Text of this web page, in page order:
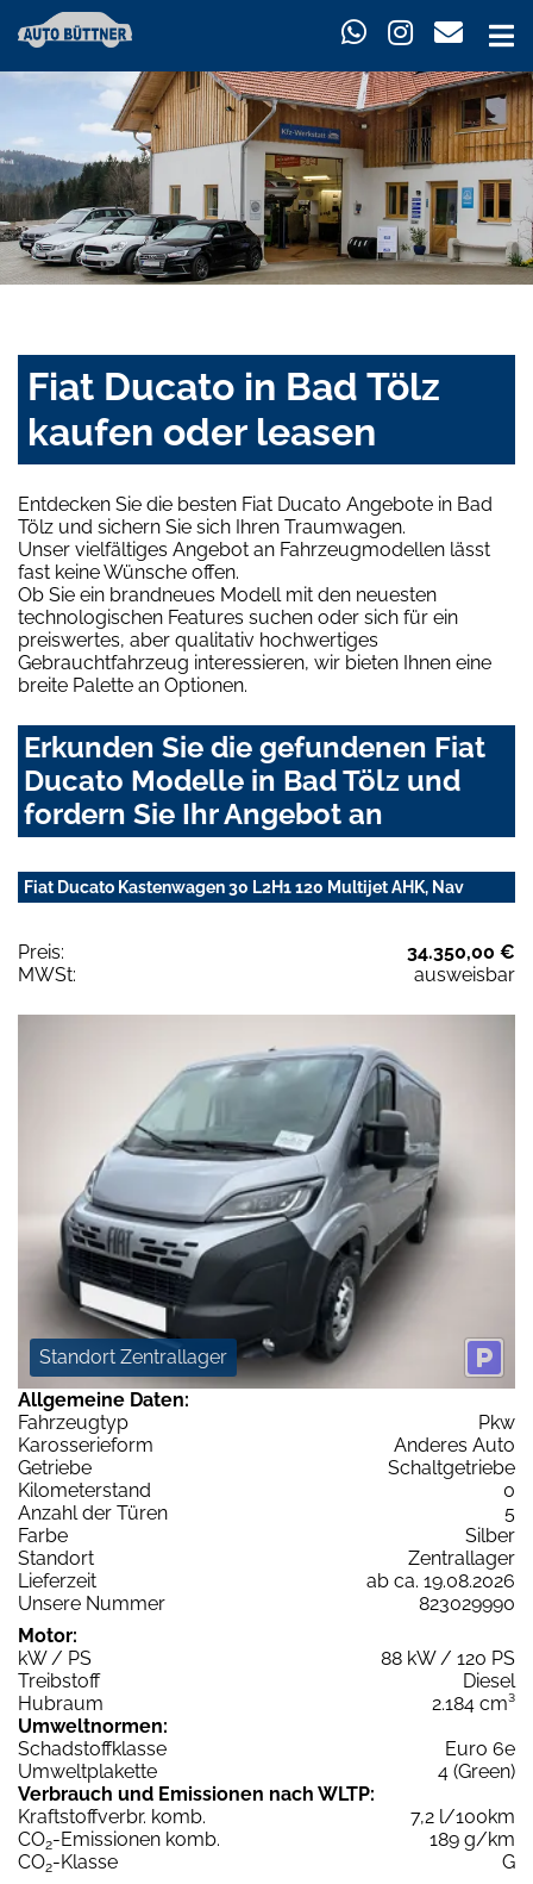
Fiat Ducato in Bad Tölz
kaufen oder leasen
Entdecken Sie die besten Fiat Ducato Angebote in Bad
Tölz und sichern Sie sich Ihren Traumwagen.
Unser vielfältiges Angebot an Fahrzeugmodellen lässt
fast keine Wünsche offen.
Ob Sie ein brandneues Modell mit den neuesten
technologischen Features suchen oder sich für ein
preiswertes, aber qualitativ hochwertiges
Gebrauchtfahrzeug interessieren, wir bieten Ihnen eine
breite Palette an Optionen.
Erkunden Sie die gefundenen Fiat
Ducato Modelle in Bad Tölz und
fordern Sie Ihr Angebot an
Fiat Ducato Kastenwagen 30 L2H1 120 Multijet AHK, Nav
Preis:
34.350,00 €
MWSt:
ausweisbar
Standort Zentrallager
Allgemeine Daten:
Fahrzeugtyp
Pkw
Karosserieform
Anderes Auto
Getriebe
Schaltgetriebe
Kilometerstand
0
Anzahl der Türen
5
Farbe
Silber
Standort
Zentrallager
Lieferzeit
ab ca. 19.08.2026
Unsere Nummer
823029990
Motor:
kW / PS
88 kW / 120 PS
Treibstoff
Diesel
Hubraum
2.184 cm³
Umweltnormen:
Schadstoffklasse
Euro 6e
Umweltplakette
4 (Green)
Verbrauch und Emissionen nach WLTP:
Kraftstoffverbr. komb.
7,2 l/100km
CO2-Emissionen komb.
189 g/km
CO2-Klasse
G